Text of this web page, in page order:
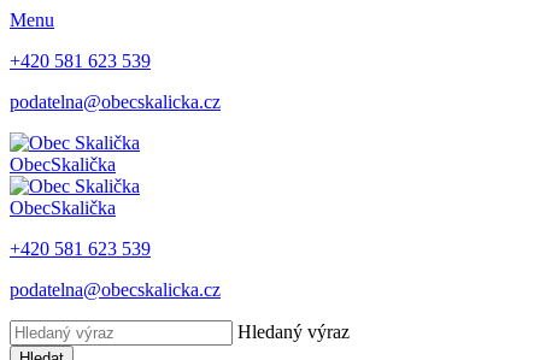
Menu
+420 581 623 539
podatelna@obecskalicka.cz
ObecSkalička
ObecSkalička
+420 581 623 539
podatelna@obecskalicka.cz
Hledaný výraz